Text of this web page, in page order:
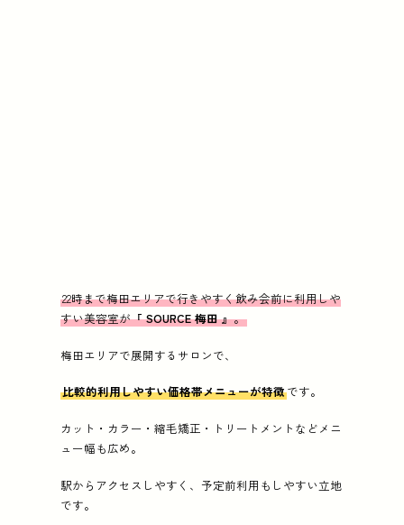
22時まで梅田エリアで行きやすく飲み会前に利用しや
すい美容室が『 SOURCE 梅田 』。
梅田エリアで展開するサロンで、
比較的利用しやすい価格帯メニューが特徴です。
カット・カラー・縮毛矯正・トリートメントなどメニ
ュー幅も広め。
駅からアクセスしやすく、予定前利用もしやすい立地
です。